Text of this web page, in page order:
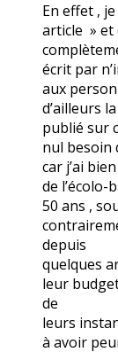
En effet ,
article » et
écrit par
aux
d’ailleurs
publié sur
nul besoin
car j’ai
de l’écolo-
50 ans ,
depuis
quelques
leur
de
leurs
à avoir